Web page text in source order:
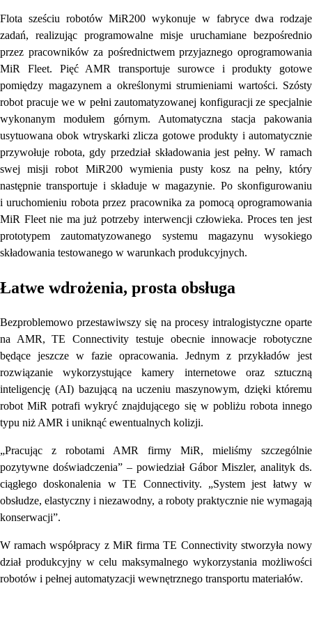
Flota sześciu robotów MiR200 wykonuje w fabryce dwa rodzaje
zadań, realizując programowalne misje uruchamiane bezpośrednio
przez pracowników za pośrednictwem przyjaznego oprogramowania
MiR Fleet. Pięć AMR transportuje surowce i produkty gotowe
pomiędzy magazynem a określonymi strumieniami wartości. Szósty
robot pracuje we w pełni zautomatyzowanej konfiguracji ze specjalnie
wykonanym modułem górnym. Automatyczna stacja pakowania
usytuowana obok wtryskarki zlicza gotowe produkty i automatycznie
przywołuje robota, gdy przedział składowania jest pełny. W ramach
swej misji robot MiR200 wymienia pusty kosz na pełny, który
następnie transportuje i składuje w magazynie. Po skonfigurowaniu
i uruchomieniu robota przez pracownika za pomocą oprogramowania
MiR Fleet nie ma już potrzeby interwencji człowieka. Proces ten jest
prototypem zautomatyzowanego systemu magazynu wysokiego
składowania testowanego w warunkach produkcyjnych.
Łatwe wdrożenia, prosta obsługa
Bezproblemowo przestawiwszy się na procesy intralogistyczne oparte
na AMR, TE Connectivity testuje obecnie innowacje robotyczne
będące jeszcze w fazie opracowania. Jednym z przykładów jest
rozwiązanie wykorzystujące kamery internetowe oraz sztuczną
inteligencję (AI) bazującą na uczeniu maszynowym, dzięki któremu
robot MiR potrafi wykryć znajdującego się w pobliżu robota innego
typu niż AMR i uniknąć ewentualnych kolizji.
„Pracując z robotami AMR firmy MiR, mieliśmy szczególnie
pozytywne doświadczenia” – powiedział Gábor Miszler, analityk ds.
ciągłego doskonalenia w TE Connectivity. „System jest łatwy w
obsłudze, elastyczny i niezawodny, a roboty praktycznie nie wymagają
konserwacji”.
W ramach współpracy z MiR firma TE Connectivity stworzyła nowy
dział produkcyjny w celu maksymalnego wykorzystania możliwości
robotów i pełnej automatyzacji wewnętrznego transportu materiałów.